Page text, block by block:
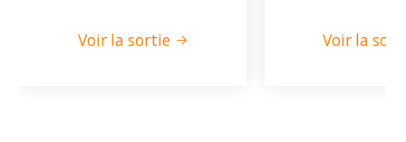
Voir la sortie Voir la